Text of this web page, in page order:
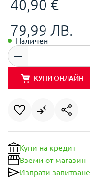
40,90 €
79,99 ЛВ.
Наличен
КУПИ ОНЛАЙН
Купи на кредит
Вземи от магазин
Изпрати запитване